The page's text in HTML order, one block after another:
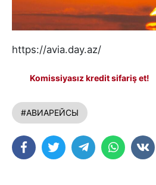
https://avia.day.az/
Komissiyasız kredit sifariş et!
#АВИАРЕЙСЫ